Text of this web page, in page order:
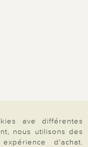
ave différentes
nous utilisons des
d'achat.